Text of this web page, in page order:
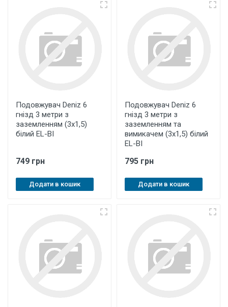
Подовжувач Deniz 6
гнізд 3 метри з
заземленням (3х1,5)
білий EL-BI
749 грн
Додати в кошик
Подовжувач Deniz 6
гнізд 3 метри з
заземленням та
вимикачем (3х1,5) білий
EL-BI
795 грн
Додати в кошик